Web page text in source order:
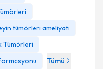
tümörleri ameliyatı
Tümörleri
Tümü